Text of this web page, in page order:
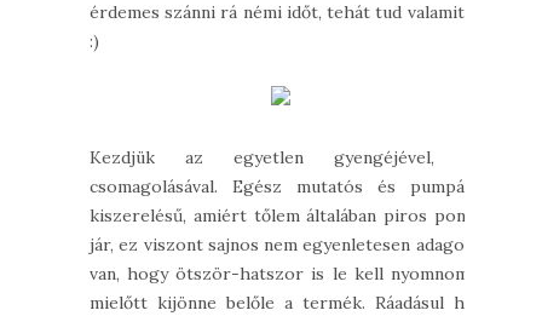
érdemes szánni rá némi időt, tehát tud valamit .
:)
Kezdjük az egyetlen gyengéjével, a
csomagolásával. Egész mutatós és pumpás
kiszerelésű, amiért tőlem általában piros pont
jár, ez viszont sajnos nem egyenletesen adagol,
van, hogy ötször-hatszor is le kell nyomnom,
mielőtt kijönne belőle a termék. Ráadásul ha